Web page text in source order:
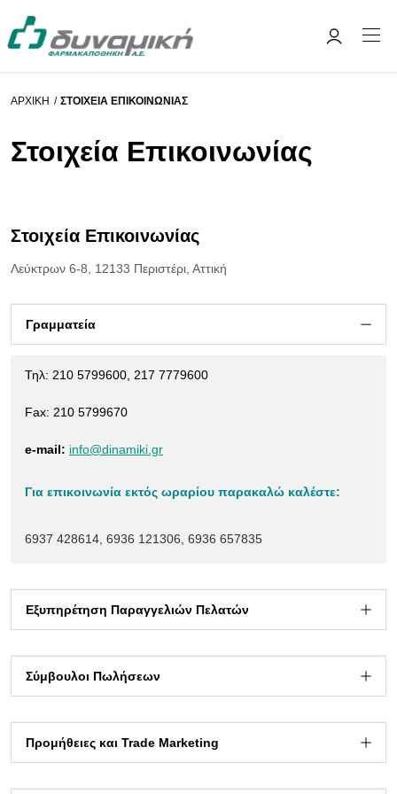
ΑΡΧΙΚΉ ΣΤΟΙΧΕΊΑ ΕΠΙΚΟΙΝΩΝΊΑΣ
Στοιχεία Επικοινωνίας
Στοιχεία Επικοινωνίας
Λεύκτρων 6-8, 12133 Περιστέρι, Αττική
Γραμματεία
Τηλ: 210 5799600, 217 7779600
Fax: 210 5799670
e-mail: info@dinamiki.gr
Για επικοινωνία εκτός ωραρίου παρακαλώ καλέστε:
6937 428614, 6936 121306, 6936 657835
Εξυπηρέτηση Παραγγελιών Πελατών
210 5799620 2177779620
210 5799630 2177779630
Σύμβουλοι Πωλήσεων
Αμαλία Κοντομηνά 6936 657835
e-mailτμήματος:sales@dinamiki.gr
Προμήθειες και Trade Marketing